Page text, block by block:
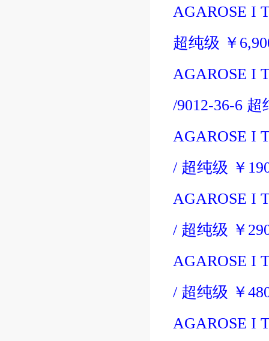
AGAROSE I
超纯级 ￥
AGAROSE I
/9012-36-6 超
AGAROSE I
/ 超纯级 ￥
AGAROSE I
/ 超纯级 ￥
AGAROSE I
/ 超纯级 ￥
AGAROSE I